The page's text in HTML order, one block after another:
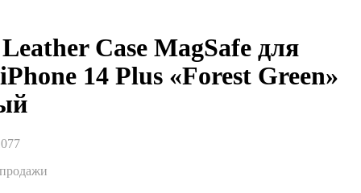
Case MagSafe для
14 Plus «Forest Green»